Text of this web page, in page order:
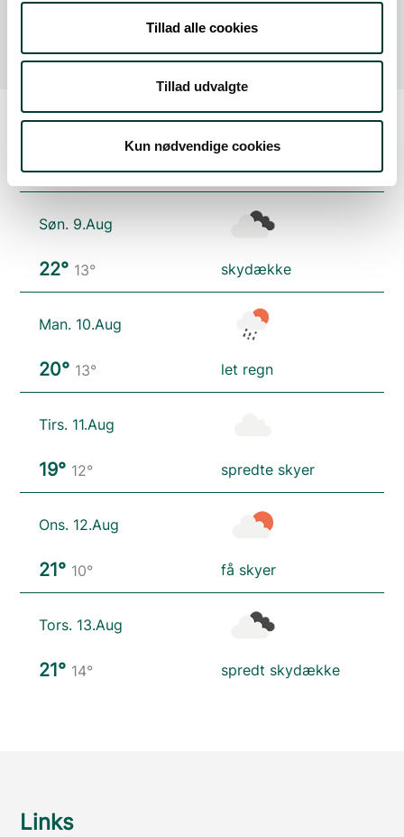
Tillad alle cookies
Tillad udvalgte
Kun nødvendige cookies
Søn. 9.Aug
22° 13° skydække
Man. 10.Aug
20° 13° let regn
Tirs. 11.Aug
19° 12° spredte skyer
Ons. 12.Aug
21° 10° få skyer
Tors. 13.Aug
21° 14° spredt skydække
Links